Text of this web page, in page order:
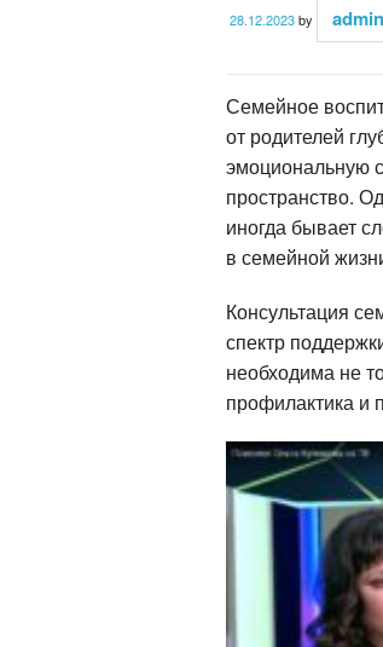
28.12.2023by
Семейное
от родителей
эмоциональную
пространство.
иногда бывает
в семейной
Консультация
спектр
необходима не
профилактика и